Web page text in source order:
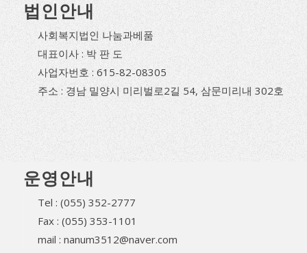
법인안내
사회복지법인 나눔과베품
대표이사 : 박 판 도
사업자번호 : 615-82-08305
주소 : 경남 밀양시 미리벌로2길 54, 삼문미리내 302호
운영안내
Tel : (055) 352-2777
Fax : (055) 353-1101
mail : nanum3512@naver.com